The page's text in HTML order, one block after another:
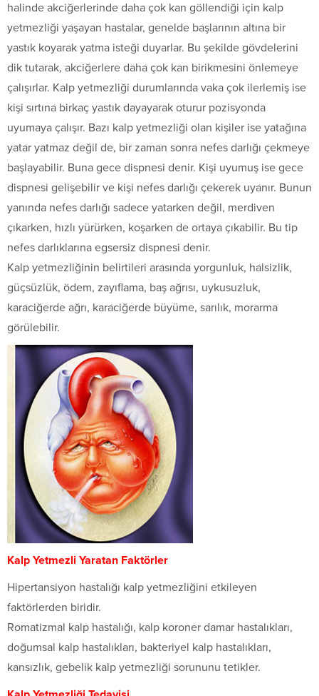
halinde akciğerlerinde daha çok kan göllendiği için kalp
yetmezliği yaşayan hastalar, genelde başlarının altına bir
yastık koyarak yatma isteği duyarlar. Bu şekilde gövdelerini
dik tutarak, akciğerlere daha çok kan birikmesini önlemeye
çalışırlar. Kalp yetmezliği durumlarında vaka çok ilerlemiş ise
kişi sırtına birkaç yastık dayayarak oturur pozisyonda
uyumaya çalışır. Bazı kalp yetmezliği olan kişiler ise yatağına
yatar yatmaz değil de, bir zaman sonra nefes darlığı çekmeye
başlayabilir. Buna gece dispnesi denir. Kişi uyumuş ise gece
dispnesi gelişebilir ve kişi nefes darlığı çekerek uyanır. Bunun
yanında nefes darlığı sadece yatarken değil, merdiven
çıkarken, hızlı yürürken, koşarken de ortaya çıkabilir. Bu tip
nefes darlıklarına egsersiz dispnesi denir.
Kalp yetmezliğinin belirtileri arasında yorgunluk, halsizlik,
güçsüzlük, ödem, zayıflama, baş ağrısı, uykusuzluk,
karaciğerde ağrı, karaciğerde büyüme, sarılık, morarma
görülebilir.
Kalp Yetmezli Yaratan Faktörler
Hipertansiyon hastalığı kalp yetmezliğini etkileyen
faktörlerden biridir.
Romatizmal kalp hastalığı, kalp koroner damar hastalıkları,
doğumsal kalp hastalıkları, bakteriyel kalp hastalıkları,
kansızlık, gebelik kalp yetmezliği sorununu tetikler.